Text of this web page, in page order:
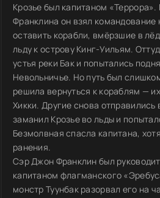
Крозье был капитаном
Франклина он взял командование
оставить корабли, вмёрзшие в
льду к острову Кинг-Уильям.
устья реки Бак и попытались
Невольничье. Но путь был
решила вернуться к кораблям —
Хикки. Другие снова отправились
заманил Крозье во льды и
Безмолвная спасла капитана,
ранения.
Сэр Джон Франклин был
капитаном флагманского
монстр Туунбак разорвал его на